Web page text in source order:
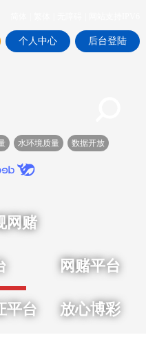
个人中心 后台登陆
水环境质量 数据开放
网赌
网赌平台
平台 放心博彩